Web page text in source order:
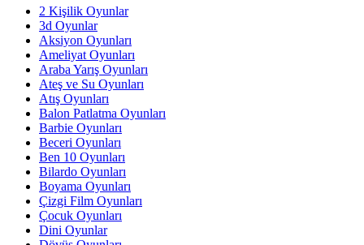
2 Kişilik Oyunlar
3d Oyunlar
Aksiyon Oyunları
Ameliyat Oyunları
Araba Yarış Oyunları
Ateş ve Su Oyunları
Atış Oyunları
Balon Patlatma Oyunları
Barbie Oyunları
Beceri Oyunları
Ben 10 Oyunları
Bilardo Oyunları
Boyama Oyunları
Çizgi Film Oyunları
Çocuk Oyunları
Dini Oyunlar